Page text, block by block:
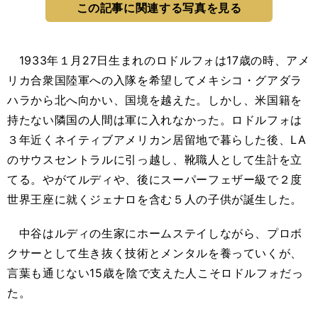
この記事に関連する写真を見る
1933年１月27日生まれのロドルフォは17歳の時、アメ
リカ合衆国陸軍への入隊を希望してメキシコ・グアダラ
ハラから北へ向かい、国境を越えた。しかし、米国籍を
持たない隣国の人間は軍に入れなかった。ロドルフォは
３年近くネイティブアメリカン居留地で暮らした後、LA
のサウスセントラルに引っ越し、靴職人として生計を立
てる。やがてルディや、後にスーパーフェザー級で２度
世界王座に就くジェナロを含む５人の子供が誕生した。
中谷はルディの生家にホームステイしながら、プロボ
クサーとして生き抜く技術とメンタルを養っていくが、
言葉も通じない15歳を陰で支えた人こそロドルフォだっ
た。